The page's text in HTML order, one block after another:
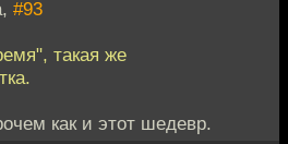
#93
такая же
как и этот шедевр.